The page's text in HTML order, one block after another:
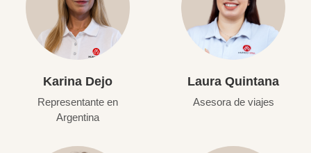
Karina Dejo
Representante en
Argentina
Laura Quintana
Asesora de viajes